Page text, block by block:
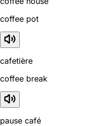
coffee pot
cafetière
coffee break
pause café